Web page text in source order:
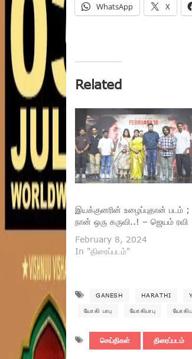
WhatsApp X
Related
இயக்குனரின் உழைப்புதான் படம் ;
நான் ஒரு கருவி..! – ஜெயம் ரவி
February 8, 2024
In "திரைப்படம்"
GANESH HARATHI
யோகி பாபு யோகிபாபு
செய்திகள் திரைப்படம்